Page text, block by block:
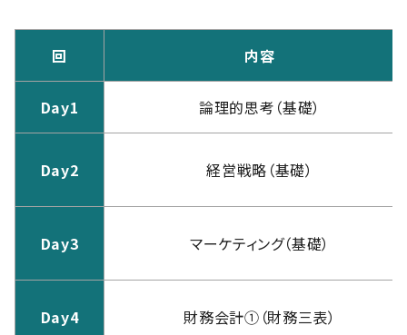
回 内容
Day1 論理的思考（基礎）
Day2 経営戦略（基礎）
Day3 マーケティング（基礎）
Day4 財務会計①（財務三表）